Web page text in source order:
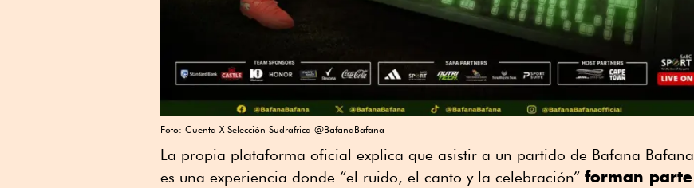
Foto: Cuenta X Selección Sudrafrica @BafanaBafana
La propia plataforma oficial explica que asistir a un partido de Bafana Bafana
es una experiencia donde “el ruido, el canto y la celebración” forman parte